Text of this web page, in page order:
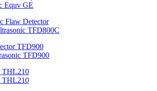
Equv GE
TFD800C
TFD900
THL210